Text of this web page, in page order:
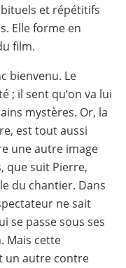
et répétitifs
Elle forme en
film.
bienvenu. Le
; il sent qu’on va lui
mystères. Or, la
est tout aussi
une autre image
que suit Pierre,
du chantier. Dans
ne sait
se passe sous ses
Mais cette
un autre contre